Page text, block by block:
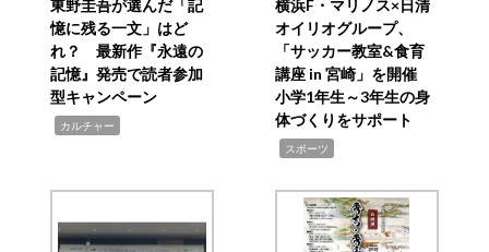
東野圭吾が選んだ「記
憶に残る一文」はど
れ？ 最新作『永遠の
記憶』発売で読者参加
型キャンペーン
カルチャー
横浜F・マリノス×日清
オイリオグループ、
「サッカー教室&食育
講座 in 宮崎」を開催
小学1年生～3年生の身
体づくりをサポート
スポーツ